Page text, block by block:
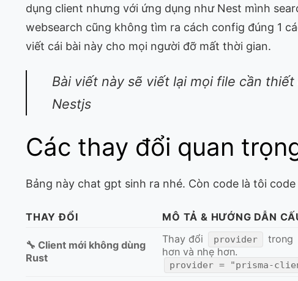
dụng client nhưng với ứng dụng như Nest mình
websearch cũng không tìm ra cách config đúng 1
viết cái bài này cho mọi người đỡ mất thời gian.
Bài viết này sẽ viết lại mọi file cần
Nestjs
Các thay đổi quan
Bảng này chat gpt sinh ra nhé. Còn code là tôi
THAY ĐỔI MÔ TẢ & HƯỚNG DẪN
🔧 Client mới không dùng
Rust
Thay đổi provider trong
hơn và nhẹ hơn.
provider = "prisma-